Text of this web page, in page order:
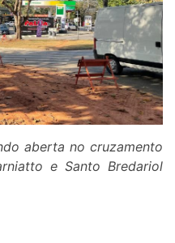
aberta no cruzamento
e Santo Bredariol